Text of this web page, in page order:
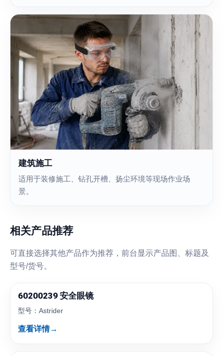
建筑施工
适用于装修施工、钻孔开槽、扬尘环境等现场作业场
景。
相关产品推荐
可直接选择其他产品作为推荐，前台显示产品图、标题及
型号/货号。
60200239 安全眼镜
型号：Astrider
查看详情→